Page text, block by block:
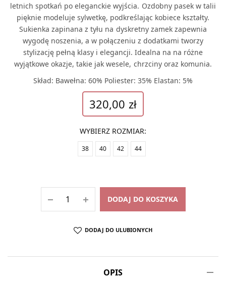
letnich spotkań po eleganckie wyjścia. Ozdobny pasek w talii
pięknie modeluje sylwetkę, podkreślając kobiece kształty.
Sukienka zapinana z tyłu na dyskretny zamek zapewnia
wygodę noszenia, a w połączeniu z dodatkami tworzy
stylizację pełną klasy i elegancji. Idealna na na różne
wyjątkowe okazje, takie jak wesele, chrzciny oraz komunia.
Skład: Bawełna: 60% Poliester: 35% Elastan: 5%
320,00 zł
WYBIERZ ROZMIAR:
38 40 42 44
DODAJ DO KOSZYKA
DODAJ DO ULUBIONYCH
OPIS